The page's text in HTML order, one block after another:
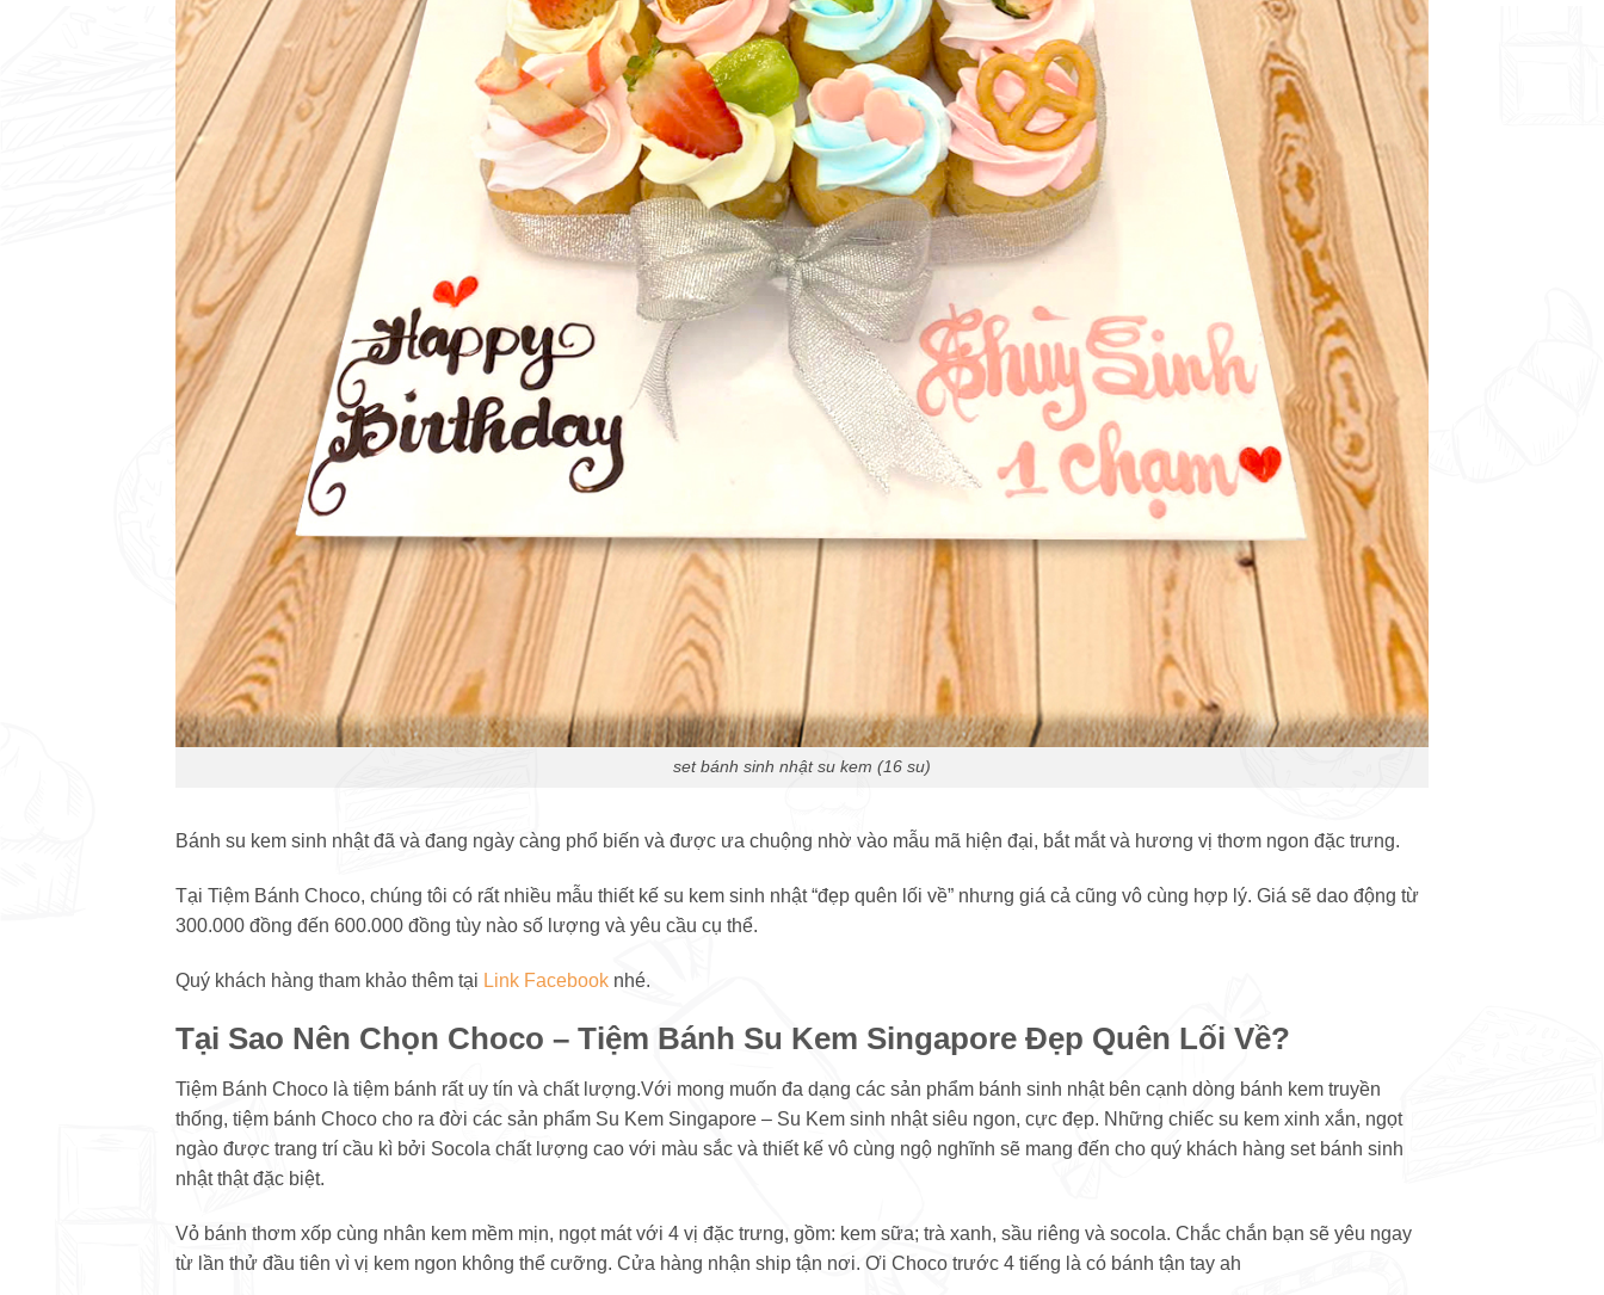
set bánh sinh nhật su kem (16 su)
Bánh su kem sinh nhật đã và đang ngày càng phổ biến và được ưa chuộng nhờ vào mẫu mã hiện đại, bắt mắt và hương vị thơm ngon đặc trưng.
Tại Tiệm Bánh Choco, chúng tôi có rất nhiều mẫu thiết kế su kem sinh nhật “đẹp quên lối về” nhưng giá cả cũng vô cùng hợp lý. Giá sẽ dao động từ
300.000 đồng đến 600.000 đồng tùy nào số lượng và yêu cầu cụ thể.
Quý khách hàng tham khảo thêm tại Link Facebook nhé.
Tại Sao Nên Chọn Choco – Tiệm Bánh Su Kem Singapore Đẹp Quên Lối Về?
Tiệm Bánh Choco là tiệm bánh rất uy tín và chất lượng.Với mong muốn đa dạng các sản phẩm bánh sinh nhật bên cạnh dòng bánh kem truyền
thống, tiệm bánh Choco cho ra đời các sản phẩm Su Kem Singapore – Su Kem sinh nhật siêu ngon, cực đẹp. Những chiếc su kem xinh xắn, ngọt
ngào được trang trí cầu kì bởi Socola chất lượng cao với màu sắc và thiết kế vô cùng ngộ nghĩnh sẽ mang đến cho quý khách hàng set bánh sinh
nhật thật đặc biệt.
Vỏ bánh thơm xốp cùng nhân kem mềm mịn, ngọt mát với 4 vị đặc trưng, gồm: kem sữa; trà xanh, sầu riêng và socola. Chắc chắn bạn sẽ yêu ngay
từ lần thử đầu tiên vì vị kem ngon không thể cưỡng. Cửa hàng nhận ship tận nơi. Ơi Choco trước 4 tiếng là có bánh tận tay ah